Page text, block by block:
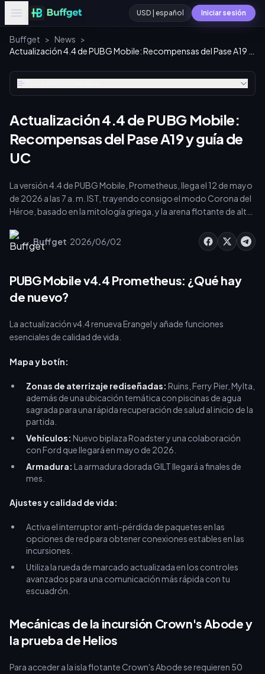
USD | español Iniciar sesión
Buffget > News >
Actualización 4.4 de PUBG Mobile:
Recompensas del Pase A19 y guía de
UC
La versión 4.4 de PUBG Mobile, Prometheus, llega el 12 de mayo
de 2026 a las 7 a. m. IST, trayendo consigo el modo Corona del
Héroe, basado en la mitología griega, y la arena flotante de alto
lanzamiento el 11 de mayo, el calendario oficial ya está
confirmado. El Royale Pass A19 estará disponible del 16 de mayo
1920 UC para el Elite Plus. Asegura tu presupuesto con una
(https://buffget.com/goods/pubg-mobile-uc-global) a través
instantánea y sumérgete en el nuevo meta sin gastar de más.
Buffget·2026/06/02
PUBG Mobile v4.4 Prometheus: ¿Qué hay
de nuevo?
La actualización v4.4 renueva Erangel y añade funciones
esenciales de calidad de vida.
Mapa y botín:
Zonas de aterrizaje rediseñadas: Ruins, Ferry Pier, Mylta,
además de una ubicación temática con piscinas de agua
sagrada para una rápida recuperación de salud al inicio de la
partida.
Vehículos: Nuevo biplaza Roadster y una colaboración
con Ford que llegará en mayo de 2026.
Armadura: La armadura dorada GILT llegará a finales de
mes.
Ajustes y calidad de vida:
Activa el interruptor anti-pérdida de paquetes en las
opciones de red para obtener conexiones estables en las
incursiones.
Utiliza la rueda de marcado actualizada en los controles
avanzados para una comunicación más rápida con tu
escuadrón.
Mecánicas de la incursión Crown's Abode y
la prueba de Helios
Para acceder a la isla flotante Crown's Abode se requieren 50